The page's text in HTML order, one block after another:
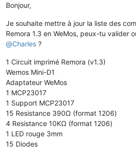
Bonjour,
Je souhaite mettre à jour la liste des
Remora 1.3 en WeMos, peux-tu valider
@Charles ?
1 Circuit imprimé Remora (v1.3)
Wemos Mini-D1
Adaptateur WeMos
1 MCP23017
1 Support MCP23017
15 Resistance 390Ω (format 1206)
4 Resistance 10KΩ (format 1206)
1 LED rouge 3mm
15 Diodes